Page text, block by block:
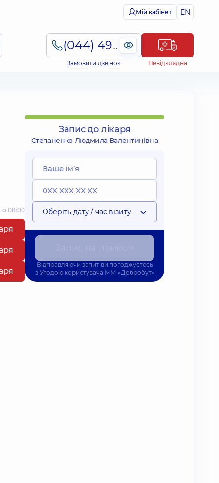
Мій кабінет EN
(044) 495-2-888
Замовити дзвінок Невідкладна
о 08:00
Запис до лікаря
Степаненко Людмила Валентинівна
Оберіть дату / час візиту
Відправляючи запит ви погоджуєтесь
з Угодою користувача ММ «Добробут»